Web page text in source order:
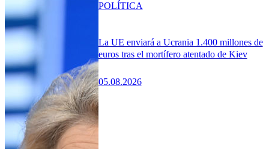
La UE enviará a Ucrania 1.400 millones de
euros tras el mortífero atentado de Kiev
05.08.2026
POLÍTICA